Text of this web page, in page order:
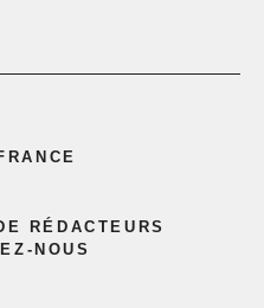
RÉDACTEURS
NOUS